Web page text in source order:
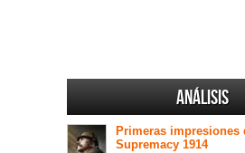
Análisis
Primeras impresiones
Supremacy 1914